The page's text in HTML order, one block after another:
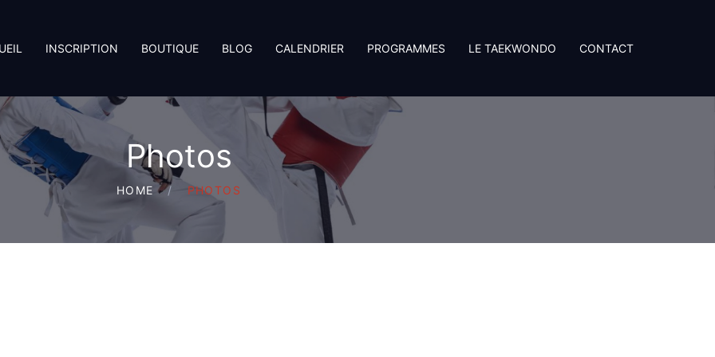
INSCRIPTION BOUTIQUE BLOG CALENDRIER PROGRAMMES LE TAEKWONDO CONTACT
Photos
HOME PHOTOS